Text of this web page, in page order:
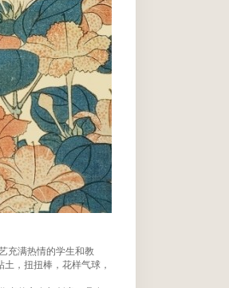
充满热情的学生和教
，扭扭棒，花样气球，